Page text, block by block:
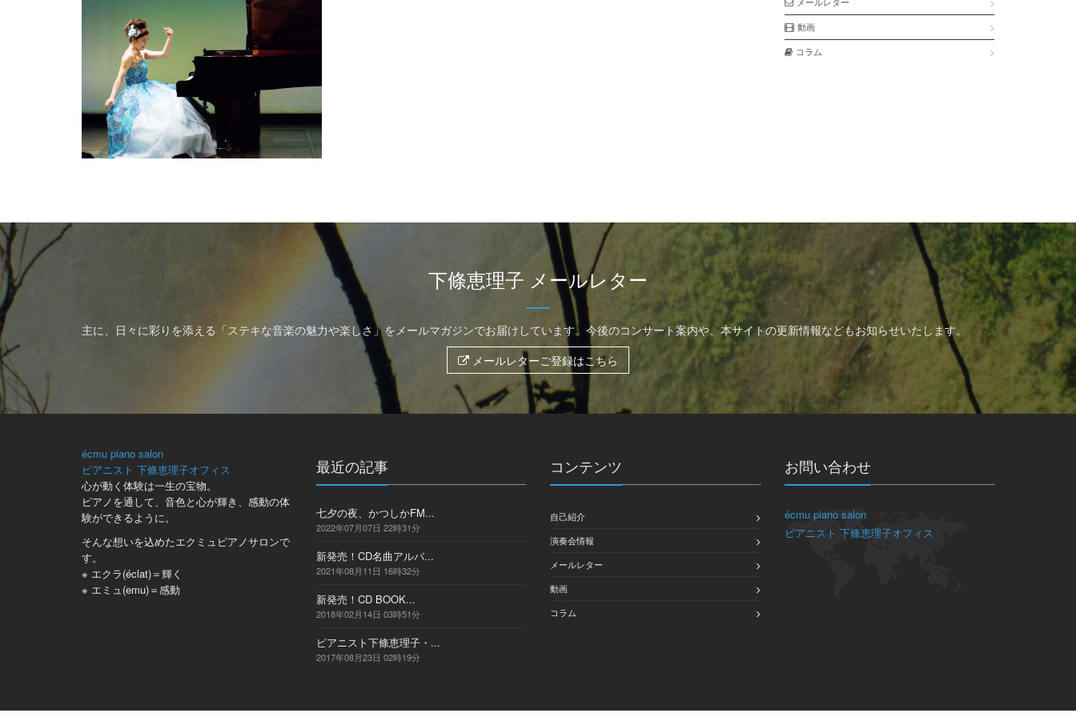
動画
コラム
下條恵理子 メールレター
主に、日々に彩りを添える「ステキな音楽の魅力や楽しさ」をメールマガジンでお届けしています。今後のコンサート案内や、本サイトの更新情報などもお知らせいたします。
メールレターご登録はこちら
écmu piano salon
ピアニスト 下條恵理子オフィス
心が動く体験は一生の宝物。
ピアノを通して、音色と心が輝き、感動の体
験ができるように。
そんな想いを込めたエクミュピアノサロンで
す。
※ エクラ(éclat)＝輝く
※ エミュ(emu)＝感動
最近の記事
七夕の夜、かつしかFM...
2022年07月07日 22時31分
新発売！CD名曲アルバ...
2021年08月11日 16時32分
新発売！CD BOOK...
2018年02月14日 03時51分
ピアニスト下條恵理子・...
2017年08月23日 02時19分
コンテンツ
自己紹介
演奏会情報
メールレター
動画
コラム
お問い合わせ
écmu piano salon
ピアニスト 下條恵理子オフィス